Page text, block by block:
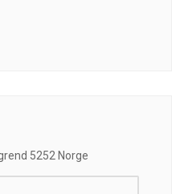
5252 Norge